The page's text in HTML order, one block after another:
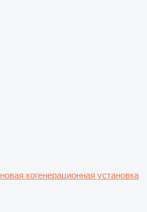
новая когенерационная установка